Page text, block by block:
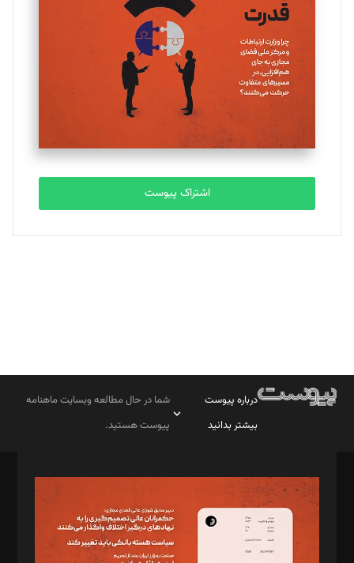
تحریریه
ملینا جعفری
تحریریه
مصطفی مسجدی آرانی
تحریریه
بابک نقاش
تحریریه
اشتراک پیوست
درباره پیوست
بیشتر بدانید
شما در حال مطالعه وبسایت ماهنامه
پیوست هستید.
مدیر مسئول: محمدباقر اثنی‌عشری
سردبیر: مهرک محمودی
دبیر تحریریه: میثم قاسمی
د‌بیر ناداستان: سمانه سمیع